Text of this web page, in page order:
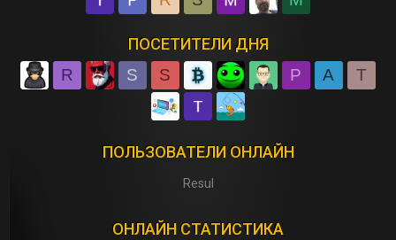
ПОСЕТИТЕЛИ ДНЯ
R S S P A T
ПОЛЬЗОВАТЕЛИ ОНЛАЙН
Resul
ОНЛАЙН СТАТИСТИКА